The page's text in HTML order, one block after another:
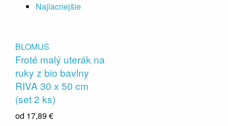
Najlacnejšie
BLOMUS
Froté malý uterák na
ruky z bio bavlny
RIVA 30 x 50 cm
(set 2 ks)
od 17,89 €